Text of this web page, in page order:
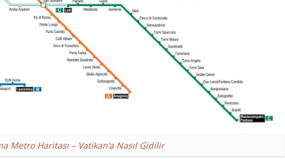
Metro Haritası – Vatikan’a Nasıl Gidilir